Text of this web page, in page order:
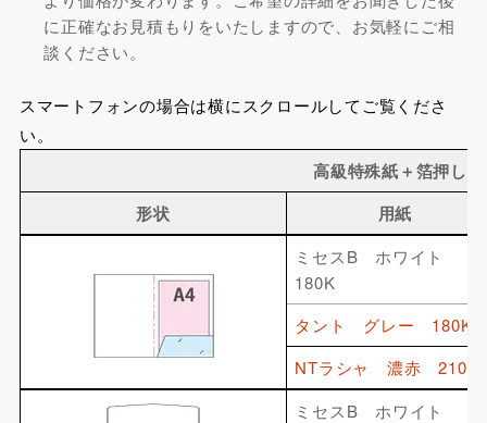
に正確なお見積もりをいたしますので、お気軽にご相
談ください。
スマートフォンの場合は横にスクロールしてご覧くださ
い。
高級特殊紙＋箔押し
形状
用紙
ミセスB ホワイト
180K
タント
グレー
180K
NTラシャ
濃赤
210K
ミセスB ホワイト